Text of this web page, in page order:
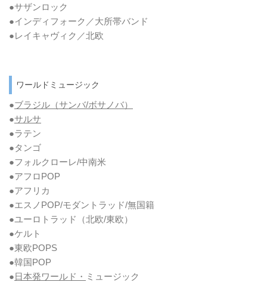
●サザンロック
●インディフォーク／大所帯バンド
●レイキャヴィク／北欧
ワールドミュージック
●ブラジル（サンバ/ボサノバ）
●サルサ
●ラテン
●タンゴ
●フォルクローレ/中南米
●アフロPOP
●アフリカ
●エスノPOP/モダントラッド/無国籍
●ユーロトラッド（北欧/東欧）
●ケルト
●東欧POPS
●韓国POP
●日本発ワールド・ ミュージック